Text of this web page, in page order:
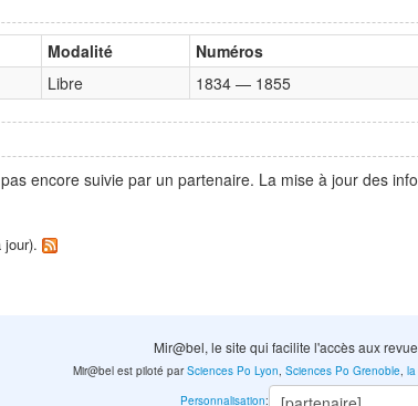
Modalité Numéros
Libre 1834 — 1855
encore suivie par un partenaire. La mise à jour des
Mir@bel, le site qui facilite l'accès aux
Mir@bel est piloté parSciences Po Lyon,Sciences Po Grenoble,
Personnalisation: